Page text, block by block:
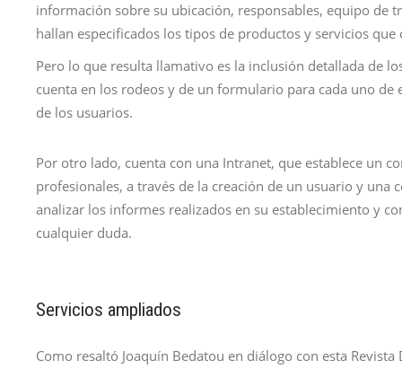
información sobre su ubicación, responsables, equipo de
hallan especificados los tipos de productos y servicios
Pero lo que resulta llamativo es la inclusión detallada de
cuenta en los rodeos y de un formulario para cada uno
de los usuarios.
Por otro lado, cuenta con una Intranet, que establece un
profesionales, a través de la creación de un usuario y una
analizar los informes realizados en su establecimiento y
cualquier duda.
Servicios ampliados
Como resaltó Joaquín Bedatou en diálogo con esta